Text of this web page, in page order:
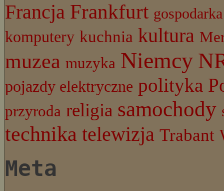
Francja Frankfurt gospodarka
komputery kuchnia kultura
muzea muzyka Niemcy
pojazdy elektryczne polityka
przyroda religia samochody
technika telewizja Trabant
Meta